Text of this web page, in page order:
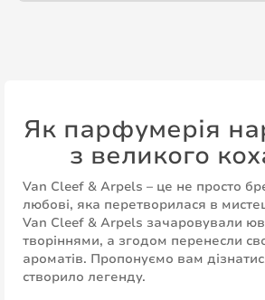
Як парфумерія
з великого
Van Cleef & Arpels – це не просто
любові, яка перетворилася в
Van Cleef & Arpels зачаровували
творіннями, а згодом перенесли
ароматів. Пропонуємо вам
створило легенду.